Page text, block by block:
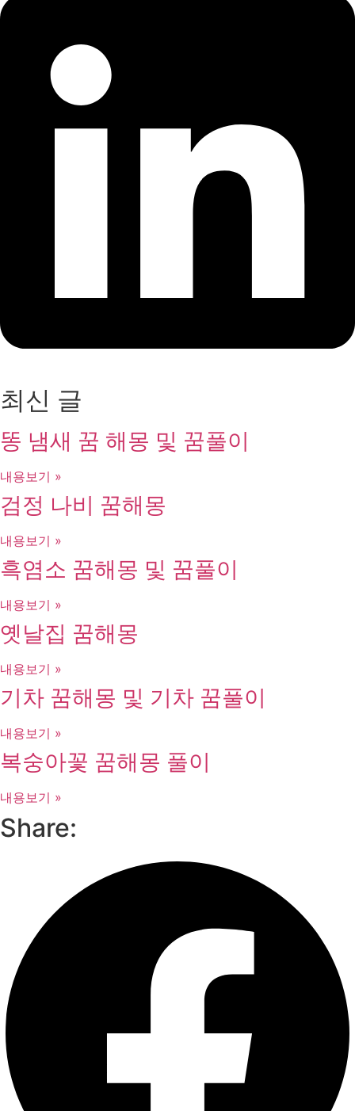
최신 글
똥 냄새 꿈 해몽 및 꿈풀이
내용보기 »
검정 나비 꿈해몽
내용보기 »
흑염소 꿈해몽 및 꿈풀이
내용보기 »
옛날집 꿈해몽
내용보기 »
기차 꿈해몽 및 기차 꿈풀이
내용보기 »
복숭아꽃 꿈해몽 풀이
내용보기 »
Share: